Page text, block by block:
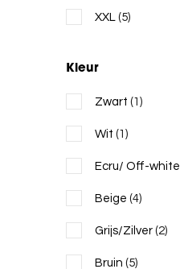
STUDIO AR
XXL (5)
Kleur
Zwart (1)
Wit (1)
Ecru/ Off-white
Beige (4)
Grijs/Zilver (2)
Bruin (5)